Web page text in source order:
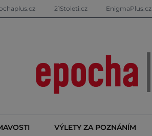
21Stoleti.cz EnigmaPlus.cz
VÝLETY ZA POZNÁNÍM